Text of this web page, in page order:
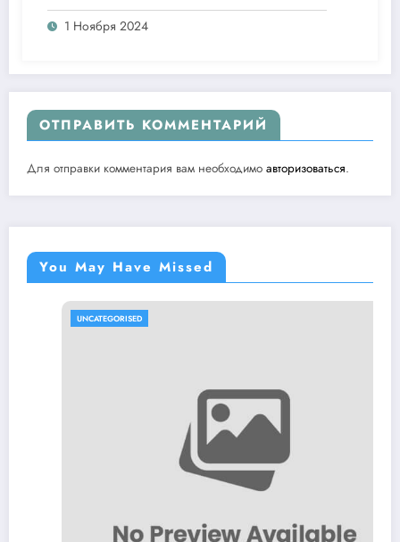
1 Ноября 2024
ОТПРАВИТЬ КОММЕНТАРИЙ
Для отправки комментария вам необходимо авторизоваться.
You May Have Missed
UNCATEGORISED